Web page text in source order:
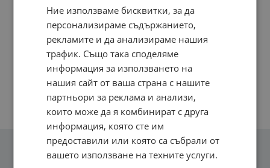
Ние използваме бисквитки, за да
персонализираме съдържанието,
рекламите и да анализираме нашия
трафик. Също така споделяме
информация за използването на
нашия сайт от ваша страна с нашите
партньори за реклама и анализи,
които може да я комбинират с друга
информация, която сте им
предоставили или която са събрали от
вашето използване на техните услуги.